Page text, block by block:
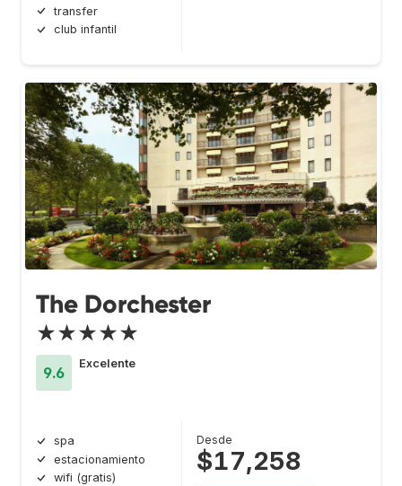
transfer
club infantil
The Dorchester
★★★★★
9.6
Excelente
spa
estacionamiento
wifi (gratis)
Desde
$17,258